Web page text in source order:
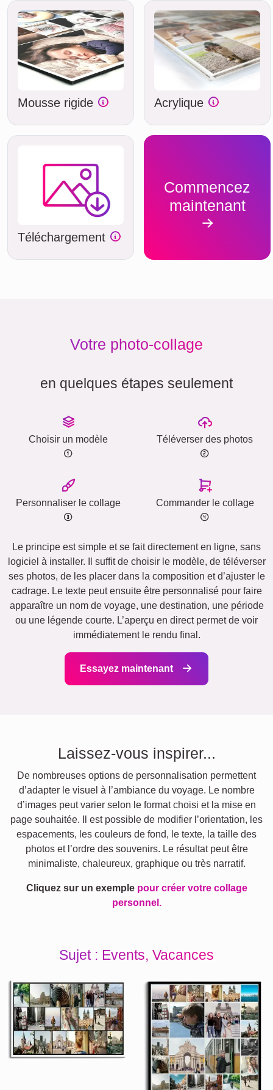
Mousse rigide Acrylique
Téléchargement
Commencez
maintenant
Votre photo-collage
en quelques étapes seulement
Choisir un modèle Téléverser des photos
Personnaliser le collage Commander le collage
Le principe est simple et se fait directement en ligne, sans
logiciel à installer. Il suffit de choisir le modèle, de téléverser
ses photos, de les placer dans la composition et d’ajuster le
cadrage. Le texte peut ensuite être personnalisé pour faire
apparaître un nom de voyage, une destination, une période
ou une légende courte. L’aperçu en direct permet de voir
immédiatement le rendu final.
Essayez maintenant
Laissez-vous inspirer...
De nombreuses options de personnalisation permettent
d’adapter le visuel à l’ambiance du voyage. Le nombre
d’images peut varier selon le format choisi et la mise en
page souhaitée. Il est possible de modifier l’orientation, les
espacements, les couleurs de fond, le texte, la taille des
photos et l’ordre des souvenirs. Le résultat peut être
minimaliste, chaleureux, graphique ou très narratif.
Cliquez sur un exemple pour créer votre collage
personnel.
Sujet : Events, Vacances